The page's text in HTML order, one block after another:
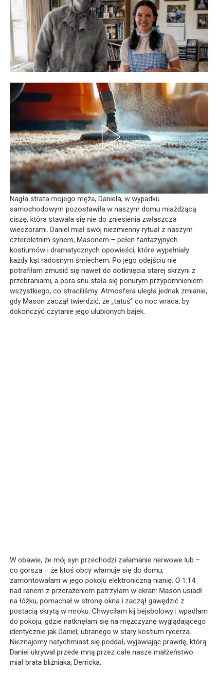
Nagła strata mojego męża, Daniela, w wypadku
samochodowym pozostawiła w naszym domu miażdżącą
ciszę, która stawała się nie do zniesienia zwłaszcza
wieczorami. Daniel miał swój niezmienny rytuał z naszym
czteroletnim synem, Masonem – pełen fantazyjnych
kostiumów i dramatycznych opowieści, które wypełniały
każdy kąt radosnym śmiechem. Po jego odejściu nie
potrafiłam zmusić się nawet do dotknięcia starej skrzyni z
przebraniami, a pora snu stała się ponurym przypomnieniem
wszystkiego, co straciliśmy. Atmosfera uległa jednak zmianie,
gdy Mason zaczął twierdzić, że „tatuś” co noc wraca, by
dokończyć czytanie jego ulubionych bajek.
W obawie, że mój syn przechodzi załamanie nerwowe lub –
co gorsza – że ktoś obcy włamuje się do domu,
zamontowałam w jego pokoju elektroniczną nianię. O 1:14
nad ranem z przerażeniem patrzyłam w ekran: Mason usiadł
na łóżku, pomachał w stronę okna i zaczął gawędzić z
postacią skrytą w mroku. Chwyciłam kij bejsbolowy i wpadłam
do pokoju, gdzie natknęłam się na mężczyznę wyglądającego
identycznie jak Daniel, ubranego w stary kostium rycerza.
Nieznajomy natychmiast się poddał, wyjawiając prawdę, którą
Daniel ukrywał przede mną przez całe nasze małżeństwo:
miał brata bliźniaka, Derricka.